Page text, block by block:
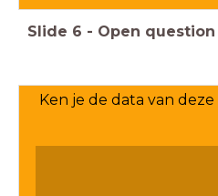
Slide 6 - Open question
Ken je de data van